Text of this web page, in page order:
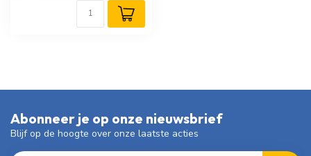
Abonneer je op onze nieuwsbrief
Blijf op de hoogte over onze laatste acties